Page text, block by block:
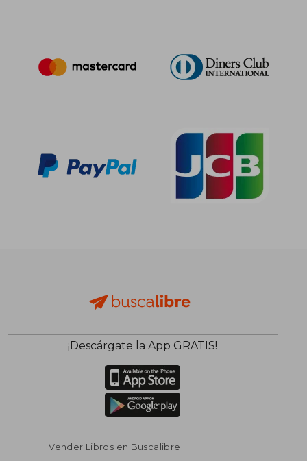
¡Descárgate la App GRATIS!
Vender Libros en Buscalibre